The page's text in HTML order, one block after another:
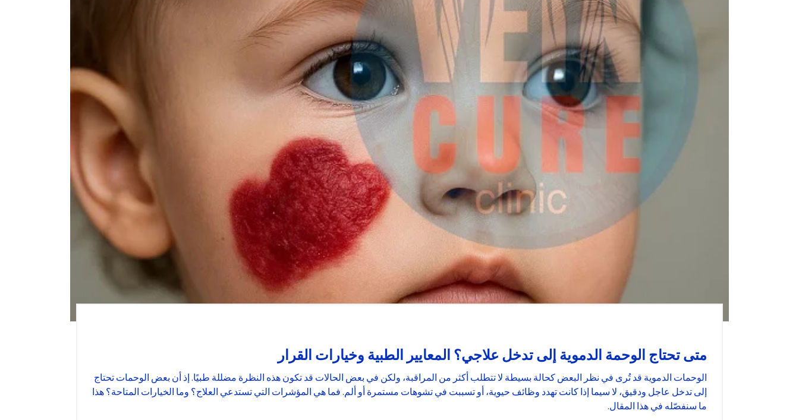
متى تحتاج الوحمة الدموية إلى تدخل علاجي؟ المعايير الطبية وخيارات القرار
الوحمات الدموية قد تُرى في نظر البعض كحالة بسيطة لا تتطلب أكثر من المراقبة، ولكن في بعض الحالات قد تكون هذه النظرة مضللة طبيًا. إذ أن بعض الوحمات تحتاج
إلى تدخل عاجل ودقيق، لا سيما إذا كانت تهدد وظائف حيوية، أو تسببت في تشوهات مستمرة أو ألم. فما هي المؤشرات التي تستدعي العلاج؟ وما الخيارات المتاحة؟ هذا
ما سنفصّله في هذا المقال.